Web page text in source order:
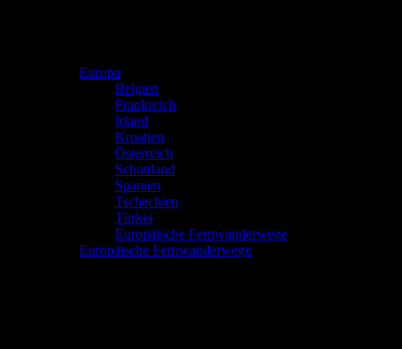
Europa
Belgien
Frankreich
Irland
Kroatien
Österreich
Schottland
Spanien
Tschechien
Türkei
Europäische Fernwanderwege
Europäische Fernwanderwege